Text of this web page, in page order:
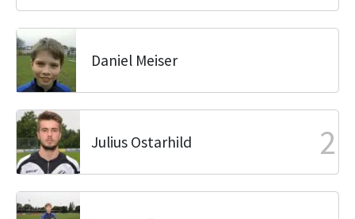
Daniel Meiser
Julius Ostarhild 2